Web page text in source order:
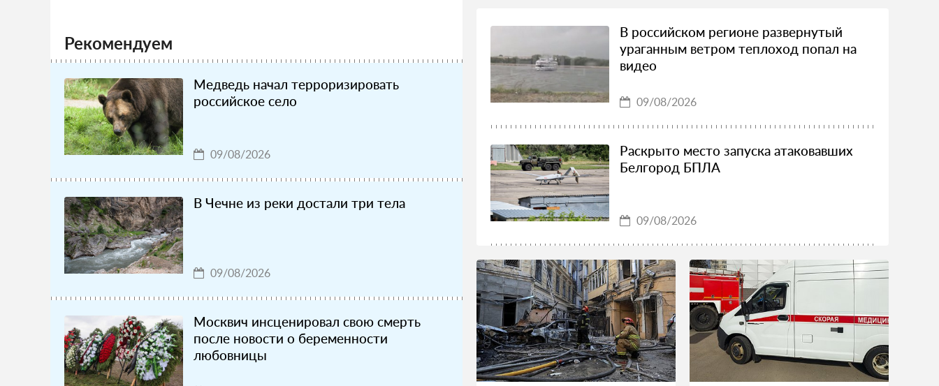
Рекомендуем
Медведь начал терроризировать
российское село
09/08/2026
В Чечне из реки достали три тела
09/08/2026
Москвич инсценировал свою смерть
после новости о беременности
любовницы
В российском регионе развернутый
ураганным ветром теплоход попал на
видео
09/08/2026
Раскрыто место запуска атаковавших
Белгород БПЛА
09/08/2026